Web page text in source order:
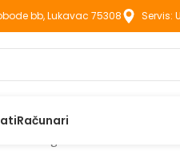
bb, Lukavac 75308 Servis:
Računari